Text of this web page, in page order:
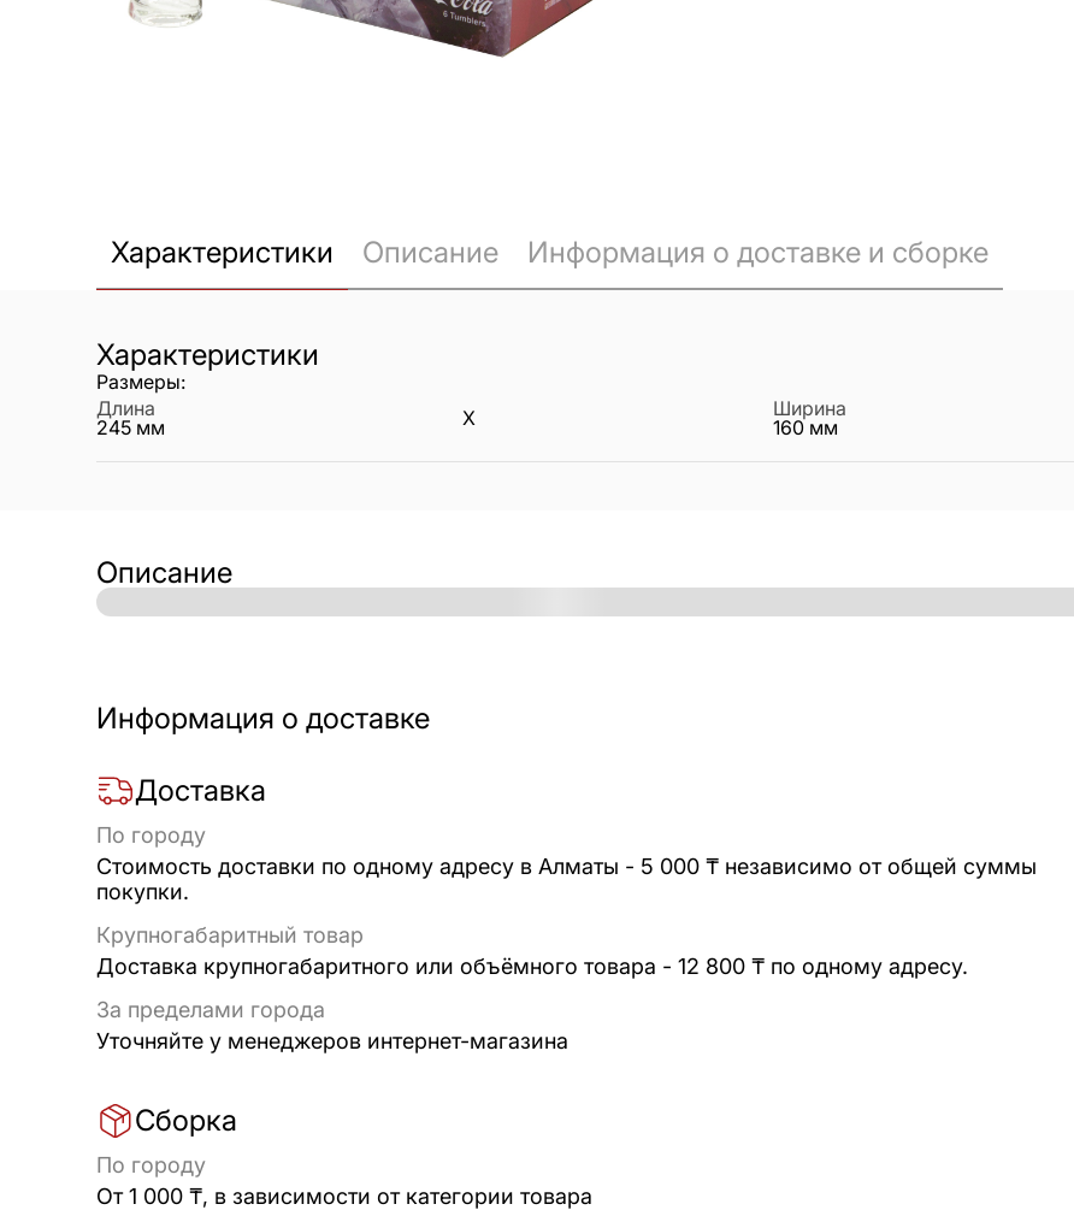
Характеристики Описание Информация о доставке и сборке
Характеристики
Размеры:
Длина
245 мм X
Ширина
160 мм
Описание
Информация о доставке
Доставка
По городу
Стоимость доставки по одному адресу в Алматы - 5 000 ₸ независимо от общей суммы
покупки.
Крупногабаритный товар
Доставка крупногабаритного или объёмного товара - 12 800 ₸ по одному адресу.
За пределами города
Уточняйте у менеджеров интернет-магазина
Сборка
По городу
От 1 000 ₸, в зависимости от категории товара